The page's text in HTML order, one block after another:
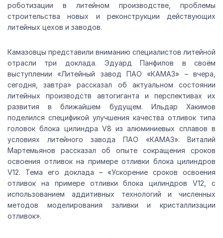
роботизации в литейном производстве, проблемы
строительства новых и реконструкции действующих
литейных цехов и заводов.
Камазовцы представили вниманию специалистов литейной
отрасли три доклада. Эдуард Панфилов в своём
выступлении «Литейный завод ПАО «КАМАЗ» – вчера,
сегодня, завтра» рассказал об актуальном состоянии
литейных производств автогиганта и перспективах их
развития в ближайшем будущем. Ильдар Хакимов
поделился спецификой улучшения качества отливок типа
головок блока цилиндра V8 из алюминиевых сплавов в
условиях литейного завода ПАО «КАМАЗ». Виталий
Мартемьянов рассказал об опыте сокращения сроков
освоения отливок на примере отливки блока цилиндров
V12. Тема его доклада – «Ускорение сроков освоения
отливок на примере отливки блока цилиндров V12, с
использованием аддитивных технологий и численных
методов моделирования заливки и кристаллизации
отливок».